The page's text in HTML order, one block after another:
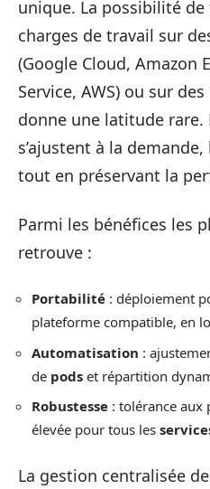
unique. La possibilité
charges de travail sur
(Google Cloud, Amazon
Service, AWS) ou sur
donne une latitude rare.
s’ajustent à la
tout en préservant la
Parmi les bénéfices les
retrouve :
Portabilité : déploiement
plateforme compatible, en
Automatisation :
de pods et répartition
Robustesse : tolérance aux
élevée pour tous les
La gestion centralisée